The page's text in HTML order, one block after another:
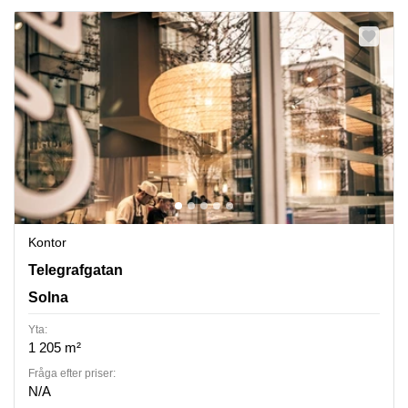
Kontor
Solna, Telegrafgatan 4, Solna
Telegrafgatan
Solna
Yta:
1 205 m²
Fråga efter priser:
N/A